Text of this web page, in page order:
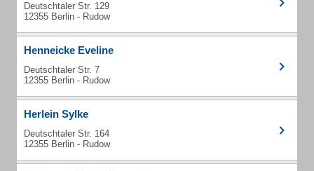
Deutschtaler Str. 129
12355 Berlin - Rudow
Henneicke Eveline
Deutschtaler Str. 7
12355 Berlin - Rudow
Herlein Sylke
Deutschtaler Str. 164
12355 Berlin - Rudow